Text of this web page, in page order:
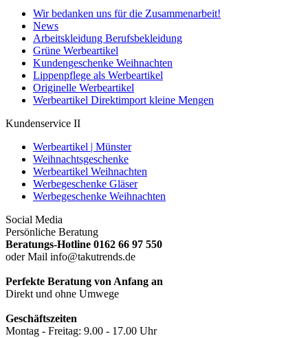
Wir bedanken uns für die Zusammenarbeit!
News
Arbeitskleidung Berufsbekleidung
Grüne Werbeartikel
Kundengeschenke Weihnachten
Lippenpflege als Werbeartikel
Originelle Werbeartikel
Werbeartikel Direktimport kleine Mengen
Kundenservice II
Werbeartikel | Münster
Weihnachtsgeschenke
Werbeartikel Weihnachten
Werbegeschenke Gläser
Werbegeschenke Weihnachten
Social Media
Persönliche Beratung
Beratungs-Hotline 0162 66 97 550
oder Mail info@takutrends.de
Perfekte Beratung von Anfang an
Direkt und ohne Umwege
Geschäftszeiten
Montag - Freitag: 9.00 - 17.00 Uhr